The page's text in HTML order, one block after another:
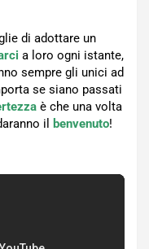
di adottare un
a loro ogni istante,
sempre gli unici ad
se siano passati
è che una volta
il
benvenuto!